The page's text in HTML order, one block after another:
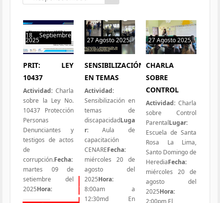
Todas las Iniciativas
18 Septiembre
2025
0 hit
PRIT: LEY
10437
Actividad: Charla
sobre la Ley No.
10437 Protección
Personas
Denunciantes y
testigos de actos
de
corrupción.Fecha:
martes 09 de
setiembre del
2025Hora:
27 Agosto 2025
0 hit
SENSIBILIZACIÓN
EN TEMAS
Actividad:
Sensibilización en
temas de
discapacidadLuga
r: Aula de
capacitación
CENAREFecha:
miércoles 20 de
agosto del
2025Hora:
8:00am a
12:30md En
27 Agosto 2025
0 hit
CHARLA
SOBRE
CONTROL
Actividad: Charla
sobre Control
ParentalLugar:
Escuela de Santa
Rosa La Lima,
Santo Domingo de
HerediaFecha:
miércoles 20 de
agosto del
2025Hora:
2:00pm El